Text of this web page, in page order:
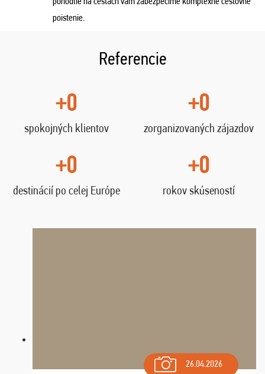
poistenie.
Referencie
+0
spokojných klientov
+0
zorganizovaných zájazdov
+0
destinácií po celej Európe
+0
rokov skúseností
26.04.2026